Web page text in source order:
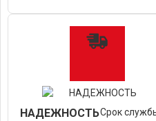
НАДЕЖНОСТЬСрок